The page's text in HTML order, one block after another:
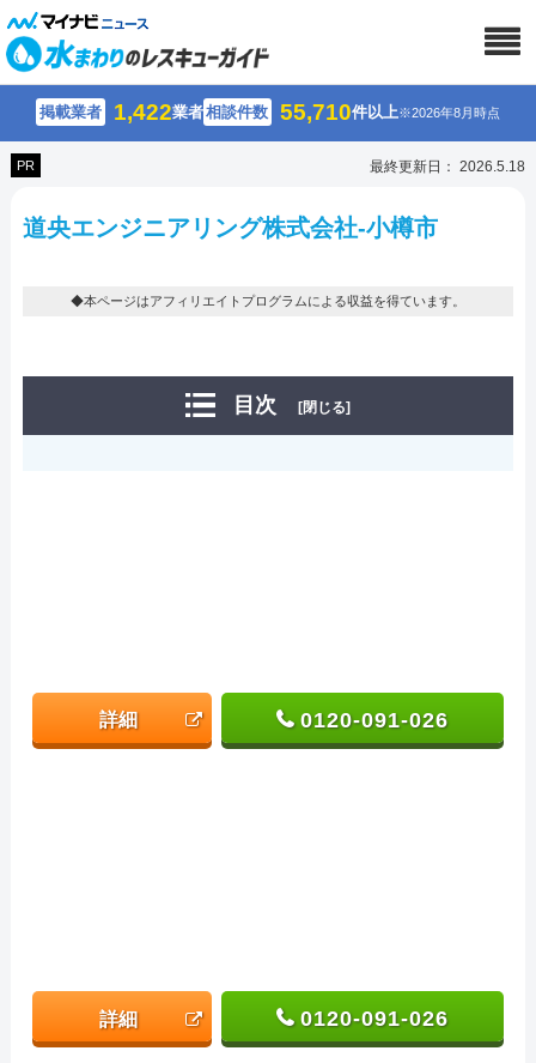
掲載業者 1,422業者相談件数 55,710件以上※2026年8月時点
PR 最終更新日： 2026.5.18
道央エンジニアリング株式会社-小樽市
◆本ページはアフィリエイトプログラムによる収益を得ています。
目次 [閉じる]
詳細 0120-091-026
詳細 0120-091-026